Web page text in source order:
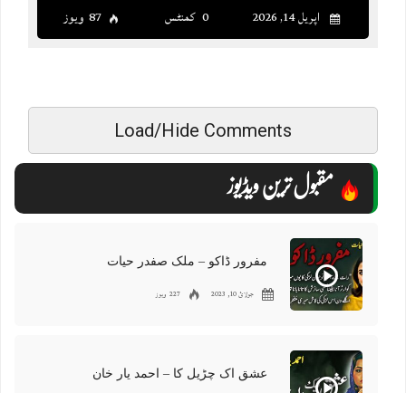
اپریل 14, 2026 0 کمنٹس 87 ویوز
Load/Hide Comments
مقبول ترین ویڈیوز
مفرور ڈاکو – ملک صفدر حیات
جولائ 10, 2023 227 ویوز
عشق اک چڑیل کا – احمد یار خان